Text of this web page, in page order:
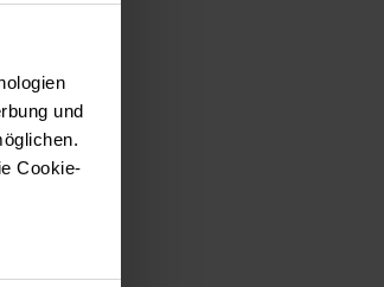
und
Cookie-